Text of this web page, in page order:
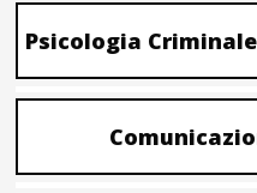
Psicologia